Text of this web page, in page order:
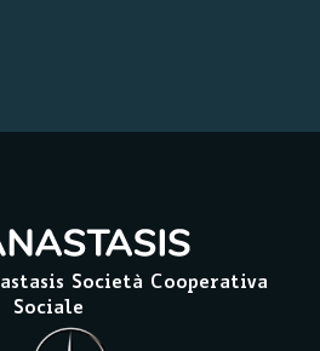
Società Cooperativa
Sociale